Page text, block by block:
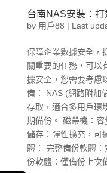
台南NAS安裝：
by 用戶88 | Last
保障企業數據安全，
關重要的任務，可以
據安全，您需要考慮
備： NAS (網路附加
存取，適合多用戶環
期備份。 磁帶機：
儲存：彈性擴充，可
體： 完整備份軟體
份軟體：僅備份上次